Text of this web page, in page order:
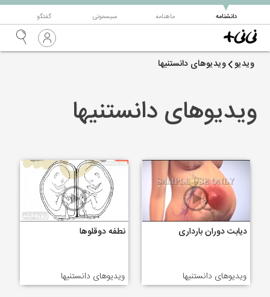
دانشنامه
▼ ماهنامه سیسمونی گفتگو
ویدیو ویدیوهای دانستنیها
ویدیوهای دانستنیها
دیابت دوران بارداری
ویدیوهای دانستنیها
نطفه دوقلوها
ویدیوهای دانستنیها